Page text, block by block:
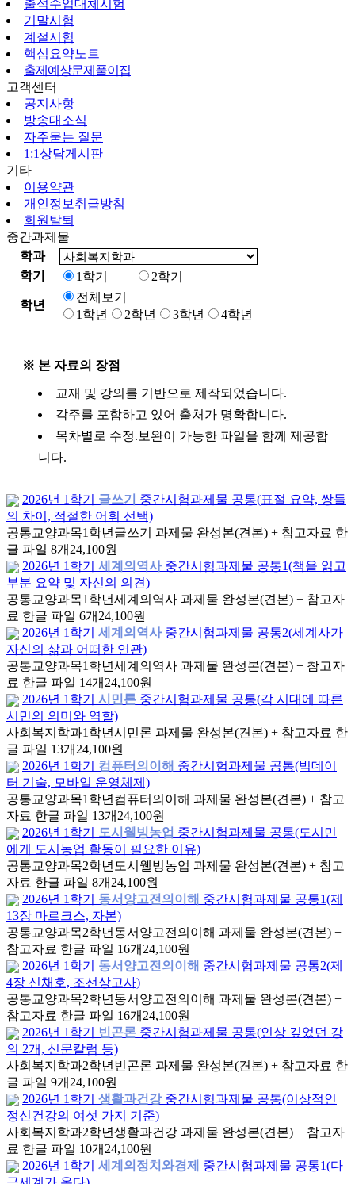
출석수업대체시험
기말시험
계절시험
핵심요약노트
출제예상문제풀이집
고객센터
공지사항
방송대소식
자주묻는 질문
1:1상담게시판
기타
이용약관
개인정보취급방침
회원탈퇴
중간과제물
학과
학기
1학기 2학기
학년
전체보기
1학년
2학년 3학년 4학년
※ 본 자료의 장점
교재 및 강의를 기반으로 제작되었습니다.
각주를 포함하고 있어 출처가 명확합니다.
목차별로 수정.보완이 가능한 파일을 함께 제공합
니다.
2026년 1학기 글쓰기 중간시험과제물 공통(표절 요약, 쌍들
의 차이, 적절한 어휘 선택)
공통교양과목1학년 글쓰기 과제물 완성본(견본) + 참고자료 한
글 파일 8개 24,100원
2026년 1학기
세계의역사 중간시험과제물 공통1(책을 읽고
부분 요약 및 자신의 의견)
공통교양과목1학년세계의역사 과제물 완성본(견본) + 참고자
료 한글 파일 6개 24,100원
2026년 1학기
세계의역사 중간시험과제물 공통2(세계사가
자신의 삶과 어떠한 연관)
공통교양과목1학년세계의역사 과제물 완성본(견본) + 참고자
료 한글 파일 14개 24,100원
2026년 1학기
시민론 중간시험과제물 공통(각 시대에 따른
시민의 의미와 역할)
사회복지학과1학년시민론 과제물 완성본(견본) + 참고자료 한
글 파일 13개 24,100원
2026년 1학기
컴퓨터의이해 중간시험과제물 공통(빅데이
터 기술, 모바일 운영체제)
공통교양과목1학년 컴퓨터의이해 과제물 완성본(견본) + 참고
자료 한글 파일 13개 24,100원
2026년 1학기
도시웰빙농업 중간시험과제물 공통(도시민
에게 도시농업 활동이 필요한 이유)
공통교양과목2학년 도시웰빙농업 과제물 완성본(견본) + 참고
자료 한글 파일 8개 24,100원
2026년 1학기
동서양고전의이해 중간시험과제물 공통1(제
13장 마르크스, 자본)
공통교양과목2학년 동서양고전의이해 과제물 완성본(견본) +
참고자료 한글 파일 16개 24,100원
2026년 1학기
동서양고전의이해 중간시험과제물 공통2(제
4장 신채호, 조선상고사)
공통교양과목2학년 동서양고전의이해 과제물 완성본(견본) +
참고자료 한글 파일 16개 24,100원
2026년 1학기
빈곤론 중간시험과제물 공통(인상 깊었던 강
의 2개, 신문칼럼 등)
사회복지학과2학년 빈곤론 과제물 완성본(견본) + 참고자료 한
글 파일 9개 24,100원
2026년 1학기
생활과건강 중간시험과제물 공통(이상적인
정신건강의 여섯 가지 기준)
사회복지학과2학년생활과건강 과제물 완성본(견본) + 참고자
료 한글 파일 10개 24,100원
2026년 1학기
세계의정치와경제 중간시험과제물 공통1(다